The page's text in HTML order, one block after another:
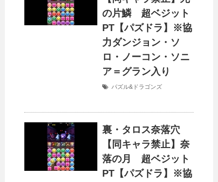
の片鱗 超ベジット
PT【パズドラ】※協
力ダンジョン・ソ
ロ・ノーコン・ソニ
ア＝グラン入り
パズル&ドラゴンズ
裏・タロス奈落穴
【同キャラ禁止】奈
落の月 超ベジット
PT【パズドラ】※協